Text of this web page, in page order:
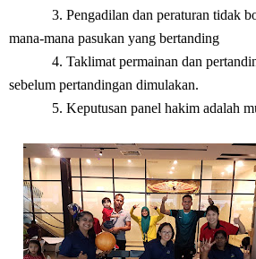
3. Pengadilan dan peraturan tidak
mana-mana pasukan yang bertanding
4. Taklimat permainan dan
sebelum pertandingan dimulakan.
5. Keputusan panel hakim adalah